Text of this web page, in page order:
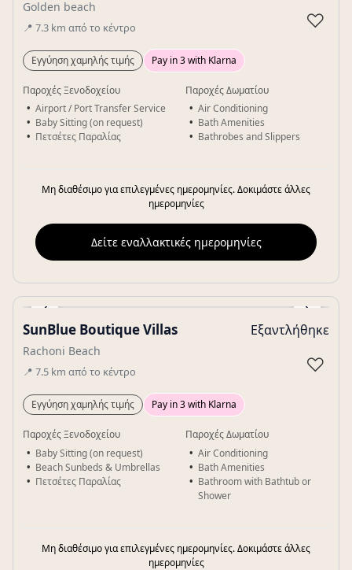
Golden beach
📍 7.3 km από το κέντρο ♡
Εγγύηση χαμηλής τιμής Pay in 3 with Klarna
Παροχές Ξενοδοχείου
Airport / Port Transfer Service
Baby Sitting (on request)
Πετσέτες Παραλίας
Παροχές Δωματίου
Air Conditioning
Bath Amenities
Bathrobes and Slippers
Μη διαθέσιμο για επιλεγμένες ημερομηνίες. Δοκιμάστε άλλες
ημερομηνίες
Δείτε εναλλακτικές ημερομηνίες
‹ ›
Gallery
SunBlue Boutique Villas
Rachoni Beach
📍 7.5 km από το κέντρο
Εξαντλήθηκε
♡
Εγγύηση χαμηλής τιμής Pay in 3 with Klarna
Παροχές Ξενοδοχείου
Baby Sitting (on request)
Beach Sunbeds & Umbrellas
Πετσέτες Παραλίας
Παροχές Δωματίου
Air Conditioning
Bath Amenities
Bathroom with Bathtub or
Shower
Μη διαθέσιμο για επιλεγμένες ημερομηνίες. Δοκιμάστε άλλες
ημερομηνίες